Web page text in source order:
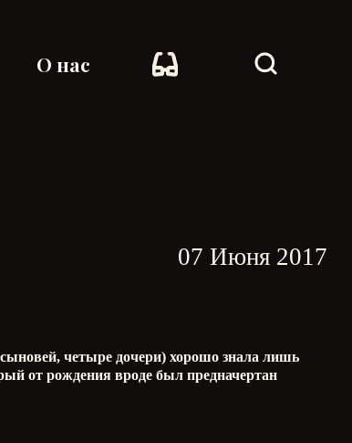
О нас
07 Июня 2017
четыре дочери) хорошо знала лишь
от рождения вроде был предначертан